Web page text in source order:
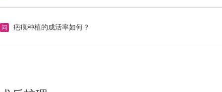
答
效果自然：移植的毛发外观与自身头发的生长方向及密度一致，完
改善疤痕：新生的毛发可遮盖疤痕，提升美观度。
问 疤痕种植的成活率如何？
疤痕种植的成活率因人而异，通常取决于以下因素：